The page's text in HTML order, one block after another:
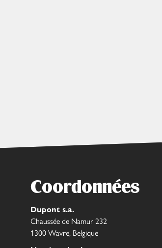
Coordonnées
Dupont s.a.
Chaussée de Namur 232
1300 Wavre, Belgique